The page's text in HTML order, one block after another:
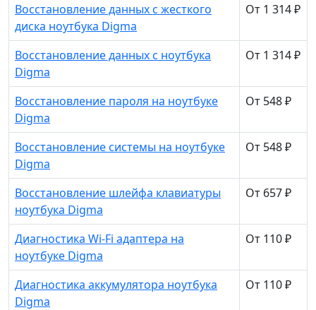
Восстановление данных с жесткого
диска ноутбука Digma
От 1 314 ₽
Восстановление данных с ноутбука
Digma
От 1 314 ₽
Восстановление пароля на ноутбуке
Digma
От 548 ₽
Восстановление системы на ноутбуке
Digma
От 548 ₽
Восстановление шлейфа клавиатуры
ноутбука Digma
От 657 ₽
Диагностика Wi-Fi адаптера на
ноутбуке Digma
От 110 ₽
Диагностика аккумулятора ноутбука
Digma
От 110 ₽